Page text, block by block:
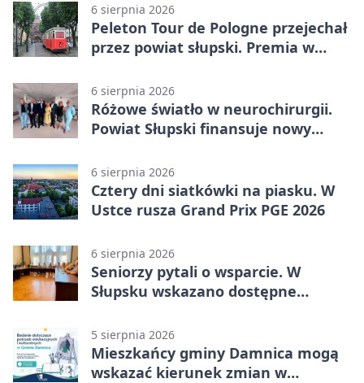
6 sierpnia 2026
Peleton Tour de Pologne przejechał
przez powiat słupski. Premia w
6 sierpnia 2026
Różowe światło w neurochirurgii.
Powiat Słupski finansuje nowy
6 sierpnia 2026
Cztery dni siatkówki na piasku. W
Ustce rusza Grand Prix PGE 2026
6 sierpnia 2026
Seniorzy pytali o wsparcie. W
Słupsku wskazano dostępne
5 sierpnia 2026
Mieszkańcy gminy Damnica mogą
wskazać kierunek zmian w